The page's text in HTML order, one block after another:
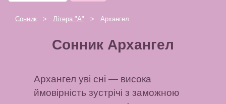
Сонник > Літера "А" > Архангел
Сонник Архангел
Архангел уві сні — висока
ймовірність зустрічі з заможною